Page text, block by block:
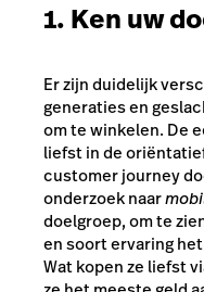
1. Ken uw
Er zijn duidelijk
generaties en
om te winkelen. De
liefst in de
customer journey
onderzoek naar
doelgroep, om te
en soort ervaring
Wat kopen ze liefst